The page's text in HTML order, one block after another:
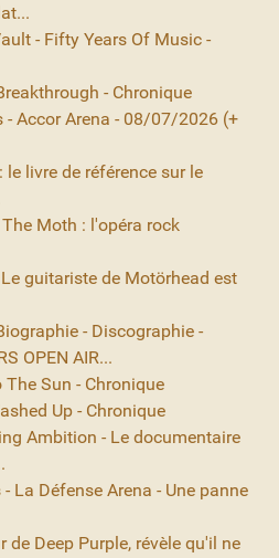
- Fifty Years Of Music -
- Chronique
- Accor Arena - 08/07/2026 (+
le livre de référence sur le
The Moth : l'opéra rock
Le guitariste de Motörhead est
- Discographie -
OPEN AIR...
The Sun - Chronique
Up - Chronique
Ambition - Le documentaire
- La Défense Arena - Une panne
de Deep Purple, révèle qu'il ne